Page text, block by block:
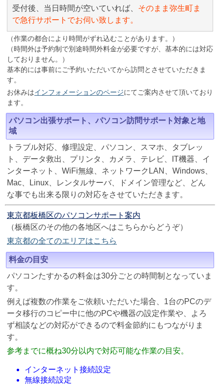
受付後、当日時間が空いていれば、 そのまま弥生町ま
で急行サポートでお伺い致します。
（作業の都合により時間がずれ込むことがあります。）
（時間外は予約制で別途時間外料金が必要ですが、基本的には対応
しておりません。）
基本的には事前にご予約いただいてから訪問とさせていただきま
す。
お休みはインフォメーションのページにてご案内させて頂いており
ます。
パソコン出張サポート、パソコン訪問サポート対象と地
域
トラブル対応、修理設定、パソコン、スマホ、タブレッ
ト、データ救出、プリンタ、カメラ、テレビ、IT機器、イ
ンターネット、WiFi無線、ネットワークLAN、Windows、
Mac、Linux、レンタルサーバ、ドメイン管理など、どん
な事でも出来る限りの対応をさせていただきます。
東京都板橋区のパソコンサポート案内
（板橋区のその他の各地区へはこちらからどうぞ）
東京都の全てのエリアはこちら
料金の目安
パソコンたすかるの料金は30分ごとの時間制となっていま
す。
例えば複数の作業をご依頼いただいた場合、1台のPCのデ
ータ移行のコピー中に他のPCや機器の設定作業や、よろ
ず相談などの対応ができるので料金節約にもつながりま
す。
参考までに概ね30分以内で対応可能な作業の目安。
インターネット接続設定
無線接続設定